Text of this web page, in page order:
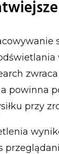
powinna
przy